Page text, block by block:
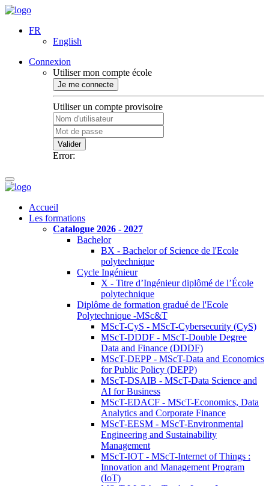
FR
English
Connexion
Utiliser mon compte école
Je me connecte
Utiliser un compte provisoire
Valider
Error:
Accueil
Les formations
Catalogue 2026 - 2027
Bachelor
BX - Bachelor of Science de l'Ecole
polytechnique
Cycle Ingénieur
X - Titre d’Ingénieur diplômé de l’École
polytechnique
Diplôme de formation gradué de l'Ecole
Polytechnique -MSc&T
MScT-CyS - MScT-Cybersecurity (CyS)
MScT-DDDF - MScT-Double Degree
Data and Finance (DDDF)
MScT-DEPP - MScT-Data and Economics
for Public Policy (DEPP)
MScT-DSAIB - MScT-Data Science and
AI for Business
MScT-EDACF - MScT-Economics, Data
Analytics and Corporate Finance
MScT-EESM - MScT-Environmental
Engineering and Sustainability
Management
MScT-IOT - MScT-Internet of Things :
Innovation and Management Program
(IoT)